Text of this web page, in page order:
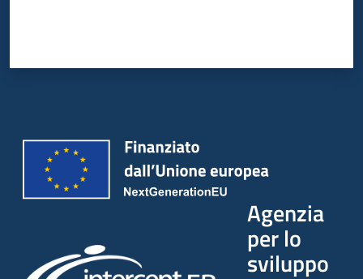
Agenzia
per lo
sviluppo